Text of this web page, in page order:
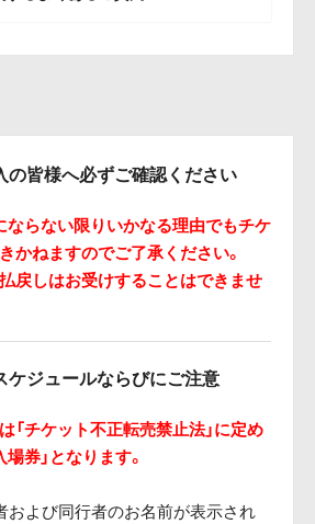
の皆様へ必ずご確認ください
ならない限りいかなる理由でもチケ
かねますのでご了承ください。
戻しはお受けすることはできませ
ケジュールならびにご注意
「チケット不正転売禁止法」に定め
券」となります。
および同行者のお名前が表示され